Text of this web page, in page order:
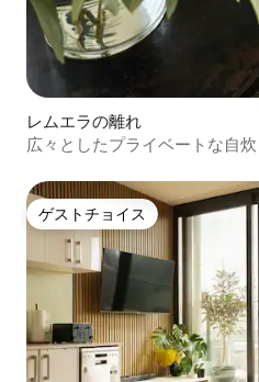
レムエラの離れ
広々としたプライベートな自
ゲストチョイス
ゲストチョイス